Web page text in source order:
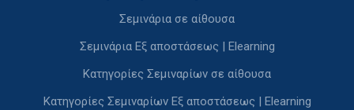
Σεμινάρια σε αίθουσα
Σεμινάρια Εξ αποστάσεως | Elearning
Κατηγορίες Σεμιναρίων σε αίθουσα
Κατηγορίες Σεμιναρίων Εξ αποστάσεως | Elearning